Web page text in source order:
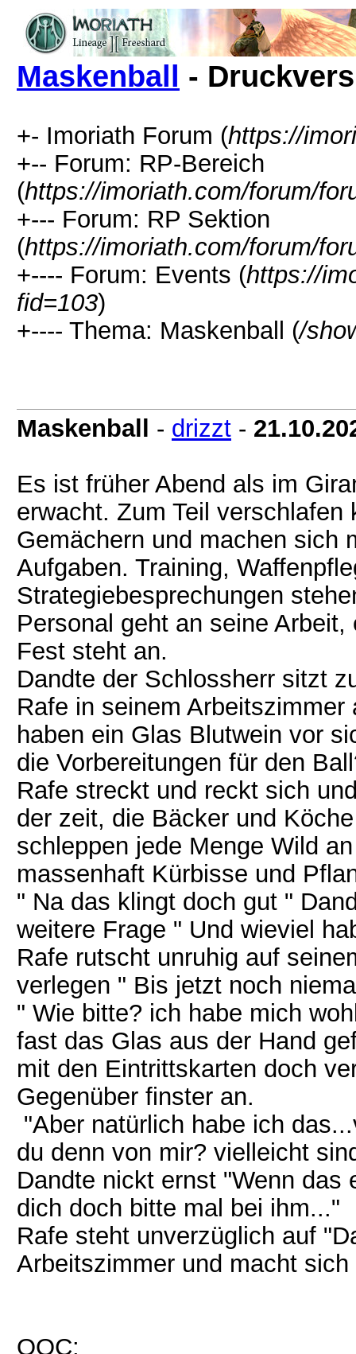
Maskenball -
+- Imoriath Forum (https://
+-- Forum: RP-Bereich
(https://imoriath.com/forum/
+--- Forum: RP Sektion
(https://imoriath.com/forum/
+---- Forum: Events (https://
fid=103)
+---- Thema: Maskenball (/
Maskenball - drizzt -
Es ist früher Abend als im
erwacht. Zum Teil
Gemächern und machen sich
Aufgaben. Training,
Strategiebesprechungen
Personal geht an seine
Fest steht an.
Dandte der Schlossherr sitzt
Rafe in seinem
haben ein Glas Blutwein vor
die Vorbereitungen für den
Rafe streckt und reckt sich
der zeit, die Bäcker und
schleppen jede Menge Wild
massenhaft Kürbisse und
" Na das klingt doch gut "
weitere Frage " Und wieviel
Rafe rutscht unruhig auf
verlegen " Bis jetzt noch
" Wie bitte? ich habe mich
fast das Glas aus der Hand
mit den Eintrittskarten doch
Gegenüber finster an.
"Aber natürlich habe ich
du denn von mir? vielleicht
Dandte nickt ernst "Wenn das
dich doch bitte mal bei ihm..."
Rafe steht unverzüglich auf
Arbeitszimmer und macht
OOC: